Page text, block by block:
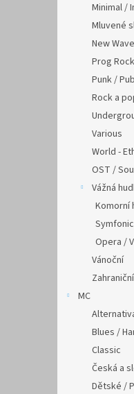
Minimal /
Mluvené
New Wave
Prog
Punk /
Rock a
Various
World -
OST /
Vážná
Komorní
Opera /
Vánoční
Zahraniční
MC
Blues /
Classic
Česká a
Dětské /